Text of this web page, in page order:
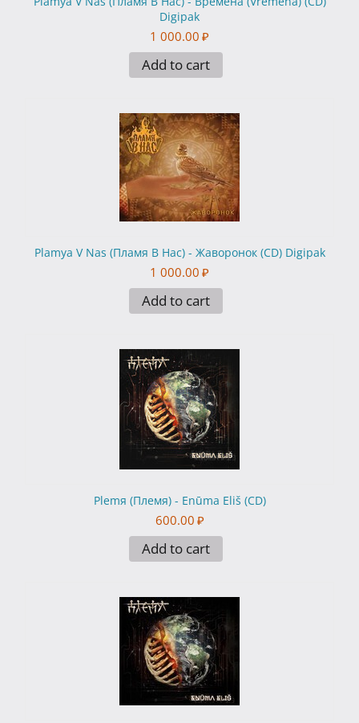
Digipak
1 000.00 ₽
Add to cart
Plamya V Nas (Пламя В Нас) - Жаворонок (CD) Digipak
1 000.00 ₽
Add to cart
Plemя (Племя) - Enūma Eliš (CD)
600.00 ₽
Add to cart